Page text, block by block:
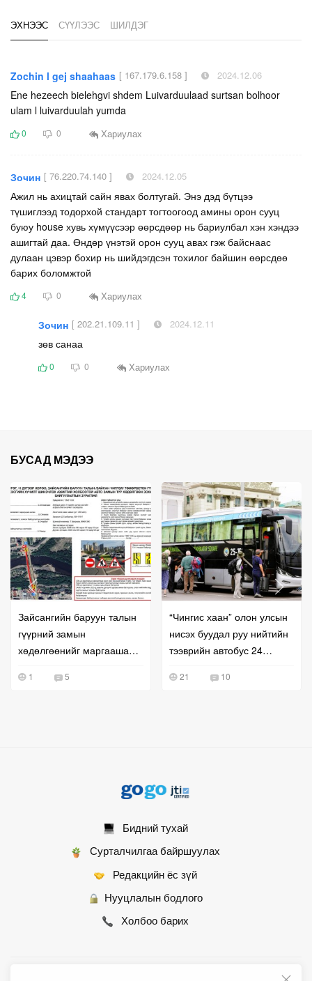
ЭХНЭЭС СҮҮЛЭЭС ШИЛДЭГ
Zochin l gej shaahaas [ 167.179.6.158 ] 2024.12.06
Ene hezeech bielehgvi shdem Luivarduulaad surtsan bolhoor
ulam l luivarduulah yumda
0 0 Хариулах
Зочин [ 76.220.74.140 ] 2024.12.05
Ажил нь ахицтай сайн явах болтугай. Энэ дэд бүтцээ
түшиглээд тодорхой стандарт тогтоогоод амины орон сууц
буюу house хувь хүмүүсээр өөрсдөөр нь бариулбал хэн хэндээ
ашигтай даа. Өндөр үнэтэй орон сууц авах гэж байснаас
дулаан цэвэр бохир нь шийдэгдсэн тохилог байшин өөрсдөө
барих боломжтой
4 0 Хариулах
Зочин [ 202.21.109.11 ] 2024.12.11
зөв санаа
0 0 Хариулах
БУСАД МЭДЭЭ
Зайсангийн баруун талын
гүүрний замын
хөдөлгөөнийг маргаашаас
1 5
“Чингис хаан” олон улсын
нисэх буудал руу нийтийн
тээврийн автобус 24
21 10
Бидний тухай
Сурталчилгаа байршуулах
Редакцийн ёс зүй
Нууцлалын бодлого
Холбоо барих